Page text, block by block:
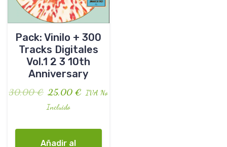
Pack: Vinilo + 300
Tracks Digitales
Vol.1 2 3 10th
Anniversary
30,00€ 25,00€ IVA No
Incluido
Añadir al